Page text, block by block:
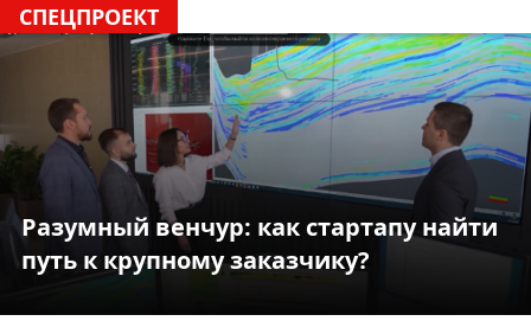
СПЕЦПРОЕКТ
Разумный венчур: как стартапу найти
путь к крупному заказчику?